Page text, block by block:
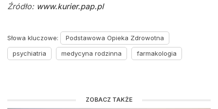
Źródło: www.kurier.pap.pl
Słowa kluczowe:
Podstawowa Opieka Zdrowotna
psychiatria
medycyna rodzinna farmakologia
ZOBACZ TAKŻE